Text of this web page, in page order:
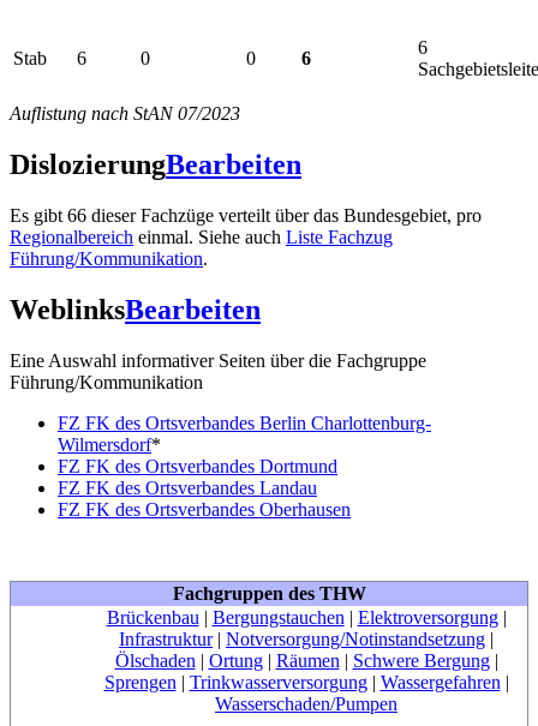
Stab 6 0 0 6
6
Auflistung nach StAN 07/2023
DislozierungBearbeiten
Es gibt 66 dieser Fachzüge verteilt über das Bundesgebiet, pro
Regionalbereich einmal. Siehe auch Liste Fachzug
Führung/Kommunikation.
WeblinksBearbeiten
Eine Auswahl informativer Seiten über die Fachgruppe
Führung/Kommunikation
FZ FK des Ortsverbandes Berlin Charlottenburg-
Wilmersdorf*
FZ FK des Ortsverbandes Dortmund
FZ FK des Ortsverbandes Landau
FZ FK des Ortsverbandes Oberhausen
Fachgruppen des THW
Brückenbau | Bergungstauchen | Elektroversorgung|
Infrastruktur| Notversorgung/Notinstandsetzung |
Ölschaden | Ortung| Räumen | Schwere Bergung|
Sprengen | Trinkwasserversorgung| Wassergefahren |
Wasserschaden/Pumpen